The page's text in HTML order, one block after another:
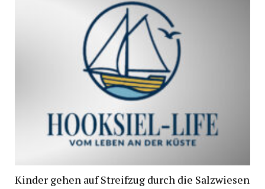
Kinder gehen auf Streifzug durch die Salzwiesen